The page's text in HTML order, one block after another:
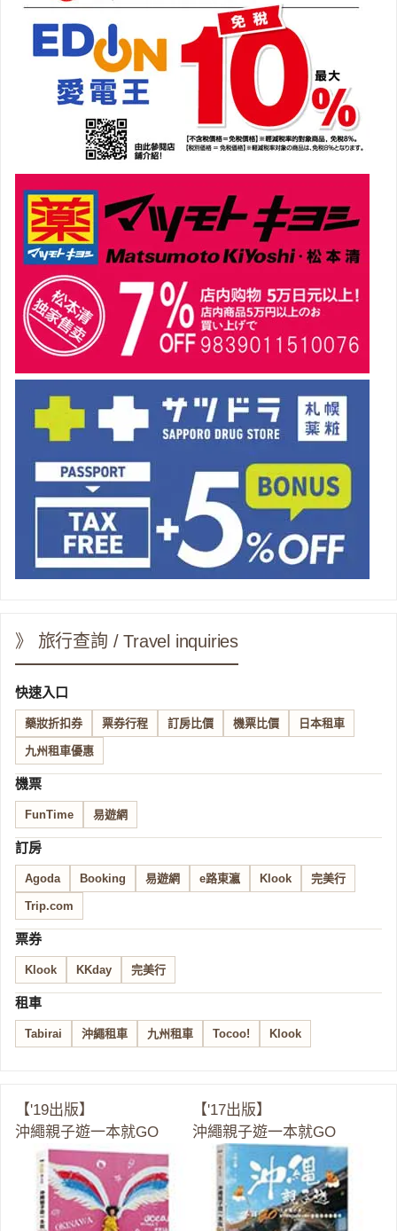
》 旅行查詢 / Travel inquiries
快速入口
藥妝折扣券 票券行程 訂房比價 機票比價 日本租車
九州租車優惠
機票
FunTime 易遊網
訂房
Agoda Booking 易遊網 e路東瀛 Klook 完美行
Trip.com
票券
Klook KKday 完美行
租車
Tabirai 沖繩租車 九州租車 Tocoo! Klook
【'19出版】
沖繩親子遊一本就GO
【'17出版】
沖繩親子遊一本就GO